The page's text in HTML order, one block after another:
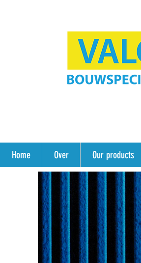
Home Over Our products